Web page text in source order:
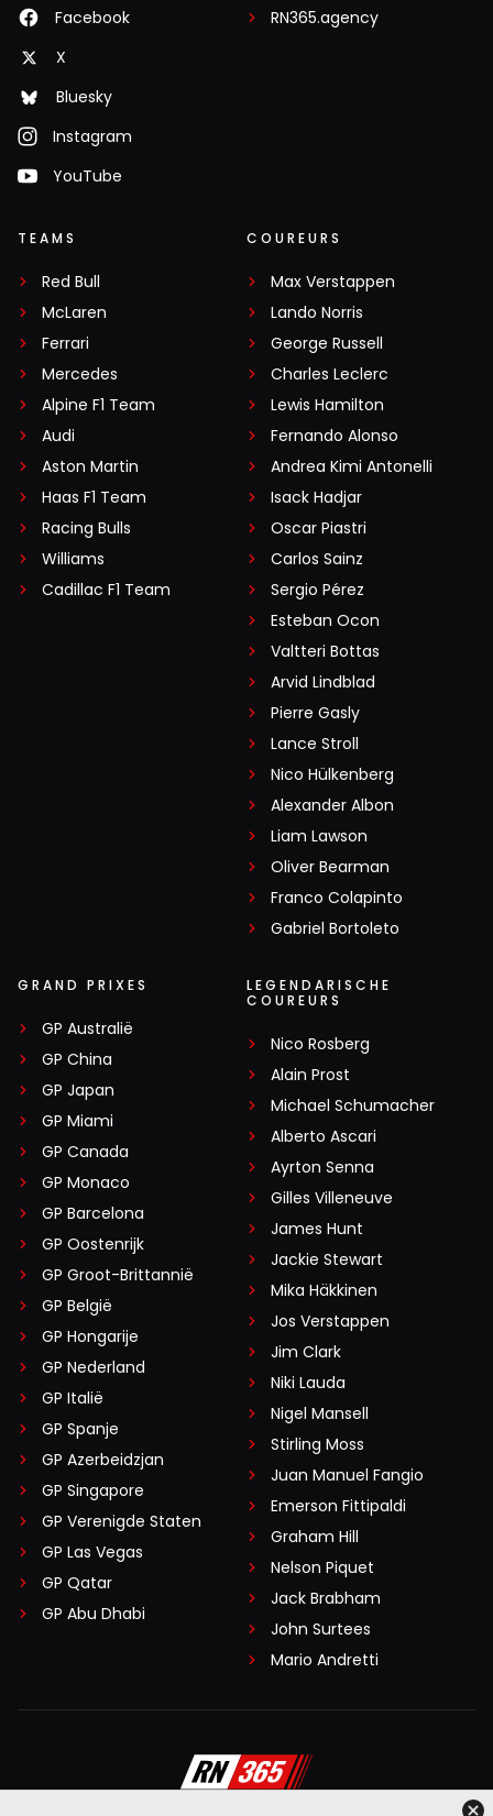
Facebook
X
Bluesky
Instagram
YouTube
RN365.agency
TEAMS
Red Bull
McLaren
Ferrari
Mercedes
Alpine F1 Team
Audi
Aston Martin
Haas F1 Team
Racing Bulls
Williams
Cadillac F1 Team
COUREURS
Max Verstappen
Lando Norris
George Russell
Charles Leclerc
Lewis Hamilton
Fernando Alonso
Andrea Kimi Antonelli
Isack Hadjar
Oscar Piastri
Carlos Sainz
Sergio Pérez
Esteban Ocon
Valtteri Bottas
Arvid Lindblad
Pierre Gasly
Lance Stroll
Nico Hülkenberg
Alexander Albon
Liam Lawson
Oliver Bearman
Franco Colapinto
Gabriel Bortoleto
GRAND PRIXES
GP Australië
GP China
GP Japan
GP Miami
GP Canada
GP Monaco
GP Barcelona
GP Oostenrijk
GP Groot-Brittannië
GP België
GP Hongarije
GP Nederland
GP Italië
GP Spanje
GP Azerbeidzjan
GP Singapore
GP Verenigde Staten
GP Las Vegas
GP Qatar
GP Abu Dhabi
LEGENDARISCHE
COUREURS
Nico Rosberg
Alain Prost
Michael Schumacher
Alberto Ascari
Ayrton Senna
Gilles Villeneuve
James Hunt
Jackie Stewart
Mika Häkkinen
Jos Verstappen
Jim Clark
Niki Lauda
Nigel Mansell
Stirling Moss
Juan Manuel Fangio
Emerson Fittipaldi
Graham Hill
Nelson Piquet
Jack Brabham
John Surtees
Mario Andretti